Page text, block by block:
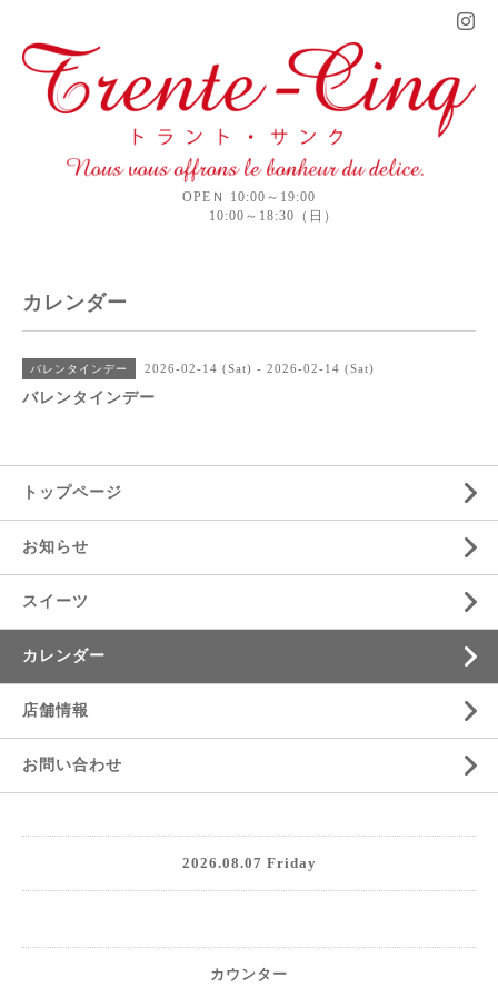
OPEＮ 10:00～19:00
10:00～18:30（日）
カレンダー
バレンタインデー 2026-02-14 (Sat) - 2026-02-14 (Sat)
バレンタインデー
トップページ
お知らせ
スイーツ
カレンダー
店舗情報
お問い合わせ
2026.08.07 Friday
カウンター